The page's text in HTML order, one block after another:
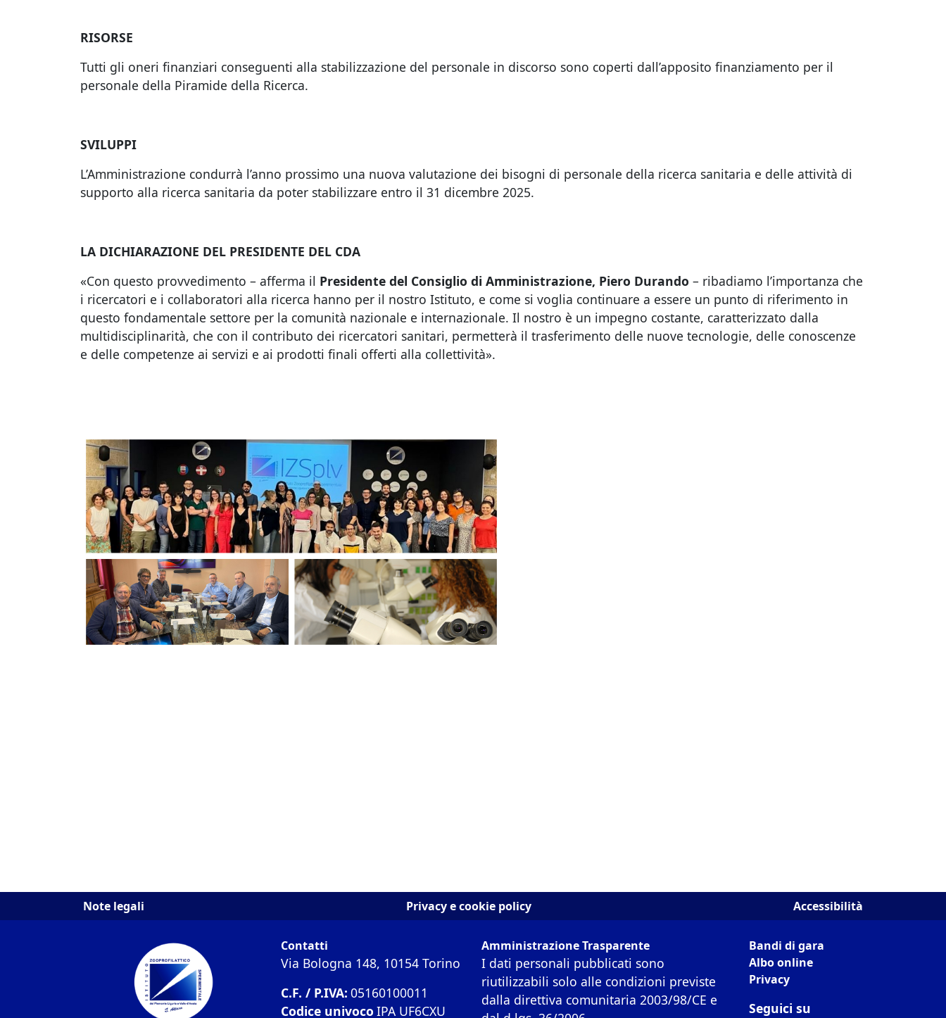
RISORSE
Tutti gli oneri finanziari conseguenti alla stabilizzazione del personale in discorso sono coperti dall’apposito finanziamento per il
personale della Piramide della Ricerca.
SVILUPPI
L’Amministrazione condurrà l’anno prossimo una nuova valutazione dei bisogni di personale della ricerca sanitaria e delle attività di
supporto alla ricerca sanitaria da poter stabilizzare entro il 31 dicembre 2025.
LA DICHIARAZIONE DEL PRESIDENTE DEL CDA
«Con questo provvedimento – afferma il Presidente del Consiglio di Amministrazione, Piero Durando – ribadiamo l’importanza che
i ricercatori e i collaboratori alla ricerca hanno per il nostro Istituto, e come si voglia continuare a essere un punto di riferimento in
questo fondamentale settore per la comunità nazionale e internazionale. Il nostro è un impegno costante, caratterizzato dalla
multidisciplinarità, che con il contributo dei ricercatori sanitari, permetterà il trasferimento delle nuove tecnologie, delle conoscenze
e delle competenze ai servizi e ai prodotti finali offerti alla collettività».
Note legali Privacy e cookie policy Accessibilità
Contatti
Via Bologna 148, 10154 Torino
C.F. / P.IVA: 05160100011
Codice univoco IPA UF6CXU
Amministrazione Trasparente
I dati personali pubblicati sono
riutilizzabili solo alle condizioni previste
dalla direttiva comunitaria 2003/98/CE e
Bandi di gara
Albo online
Privacy
Seguici su